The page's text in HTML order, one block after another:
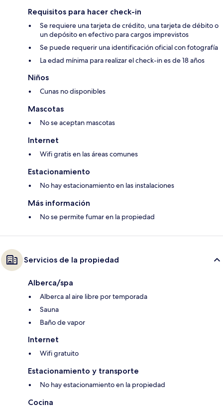
Requisitos para hacer check-in
Se requiere una tarjeta de crédito, una tarjeta de débito o
un depósito en efectivo para cargos imprevistos
Se puede requerir una identificación oficial con fotografía
La edad mínima para realizar el check-in es de 18 años
Niños
Cunas no disponibles
Mascotas
No se aceptan mascotas
Internet
Wifi gratis en las áreas comunes
Estacionamiento
No hay estacionamiento en las instalaciones
Más información
No se permite fumar en la propiedad
Servicios de la propiedad
Alberca/spa
Alberca al aire libre por temporada
Sauna
Baño de vapor
Internet
Wifi gratuito
Estacionamiento y transporte
No hay estacionamiento en la propiedad
Cocina